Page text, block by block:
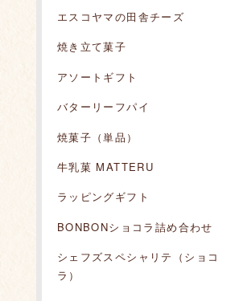
エスコヤマの田舎チーズ
焼き立て菓子
アソートギフト
バターリーフパイ
焼菓子（単品）
牛乳菓 MATTERU
ラッピングギフト
BONBONショコラ詰め合わせ
シェフズスペシャリテ（ショコ
ラ）